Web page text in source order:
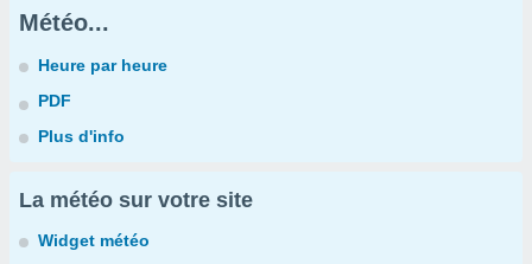
Météo...
Heure par heure
PDF
Plus d'info
La météo sur votre site
Widget météo